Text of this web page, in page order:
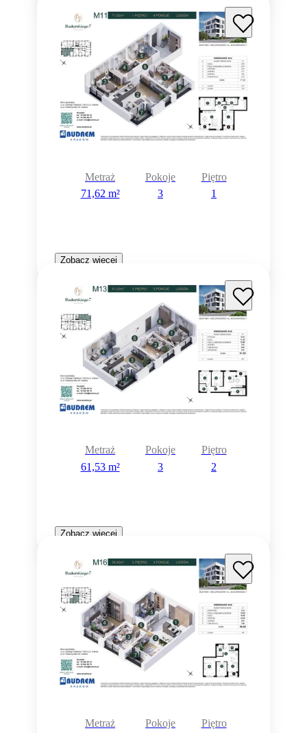
Metraż
71,62 m²
Pokoje
3
Piętro
1
Zobacz więcej
Metraż
61,53 m²
Pokoje
3
Piętro
2
Zobacz więcej
Metraż
Pokoje
Piętro